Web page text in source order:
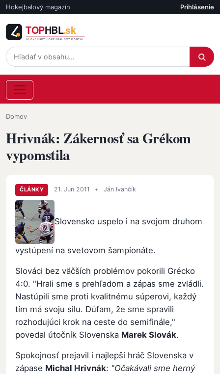
Skočiť na hlavný obsah
Hokejbalový magazín Účet
Prihlásenie
Omrvinka
Domov
Hrivnák: Zákernosť sa Grékom
vypomstila
ČLÁNKY 21. Jun 2011 • Ján Ivančík
Slovensko uspelo i na svojom druhom
vystúpení na svetovom šampionáte.
Slováci bez väčších problémov pokorili Grécko
4:0. "Hrali sme s prehľadom a zápas sme zvládli.
Nastúpili sme proti kvalitnému súperovi, každý
tím má svoju silu. Dúfam, že sme spravili
rozhodujúci krok na ceste do semifinále,"
povedal útočník Slovenska Marek Slovák.
Spokojnosť prejavil i najlepší hráč Slovenska v
zápase Michal Hrivnák: "Očakávali sme herný